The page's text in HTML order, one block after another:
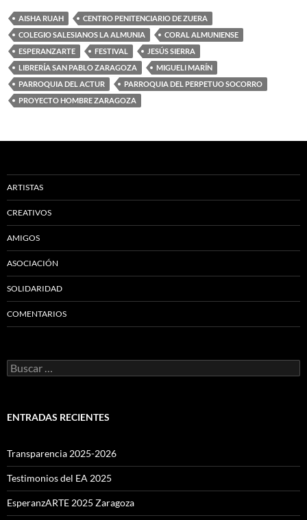
AISHA RUAH
CENTRO PENITENCIARIO DE ZUERA
COLEGIO SALESIANOS LA ALMUNIA
CORAL ALMUNIENSE
ESPERANZARTE
FESTIVAL
JESÚS SIERRA
LIBRERÍA SAN PABLO ZARAGOZA
MIGUELI MARÍN
PARROQUIA DEL ACTUR
PARROQUIA DEL PERPETUO SOCORRO
PROYECTO HOMBRE ZARAGOZA
ARTISTAS
CREATIVOS
AMIGOS
ASOCIACIÓN
SOLIDARIDAD
COMENTARIOS
Buscar:
ENTRADAS RECIENTES
Transparencia 2025-2026
Testimonios del EA 2025
EsperanzARTE 2025 Zaragoza